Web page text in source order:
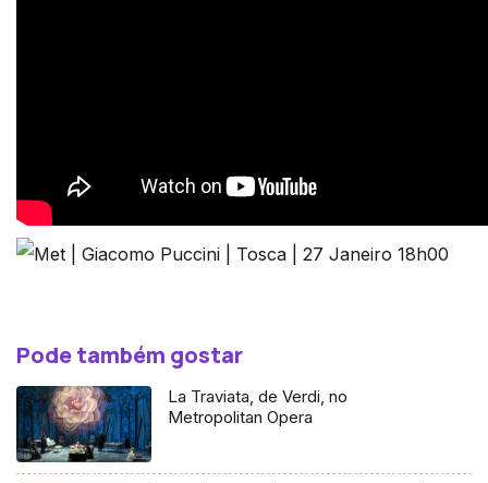
Pode também gostar
La Traviata, de Verdi, no
Metropolitan Opera